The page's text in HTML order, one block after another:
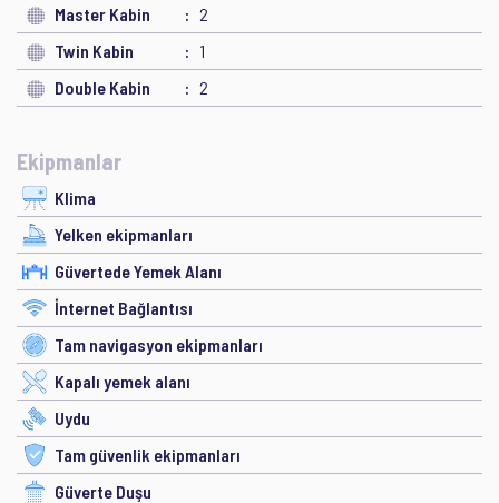
Master Kabin
2
Twin Kabin
1
Double Kabin
2
Ekipmanlar
Klima
Yelken ekipmanları
Güvertede Yemek Alanı
İnternet Bağlantısı
Tam navigasyon ekipmanları
Kapalı yemek alanı
Uydu
Tam güvenlik ekipmanları
Güverte Duşu